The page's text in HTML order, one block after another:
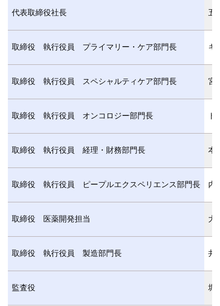
代表取締役社長 五
取締役 執行役員 プライマリー・ケア部門長 キ
取締役 執行役員 スペシャルティケア部門長 宮
取締役 執行役員 オンコロジー部門長 ド
取締役 執行役員 経理・財務部門長 本
取締役 執行役員 ピープルエクスペリエンス部門長 内
取締役 医薬開発担当 大
取締役 執行役員 製造部門長 井
監査役 堀